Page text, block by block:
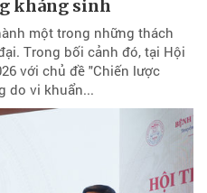
kháng sinh
một trong những thách
Trong bối cảnh đó, tại Hội
với chủ đề "Chiến lược
do vi khuẩn...